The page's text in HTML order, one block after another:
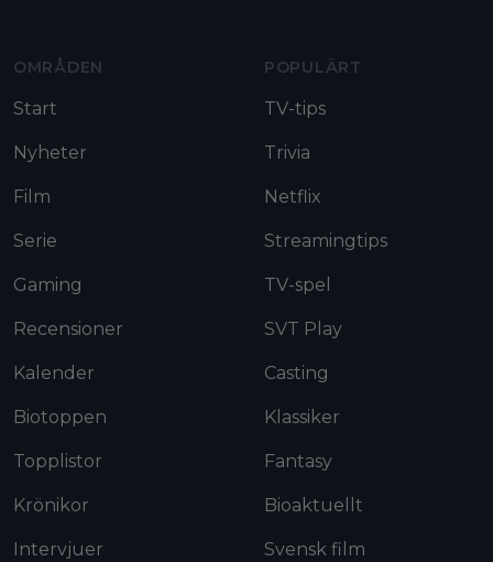
OMRÅDEN
Start
Nyheter
Film
Serie
Gaming
Recensioner
Kalender
Biotoppen
Topplistor
Krönikor
Intervjuer
POPULÄRT
TV-tips
Trivia
Netflix
Streamingtips
TV-spel
SVT Play
Casting
Klassiker
Fantasy
Bioaktuellt
Svensk film